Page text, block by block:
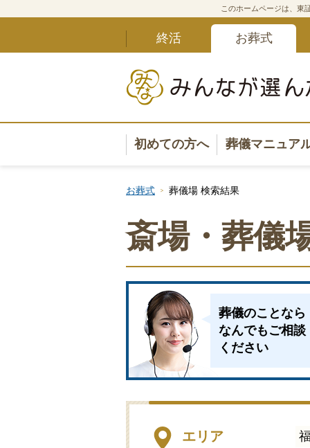
このホームページは、東
終活 お葬式
初めての方へ 葬儀マニュア
葬儀マニュ
葬儀安心サ
葬儀の準備
家族葬とは
お葬式 葬儀場 検索結果
斎場・葬儀
葬儀のことなら
なんでもご相談
ください
エリア